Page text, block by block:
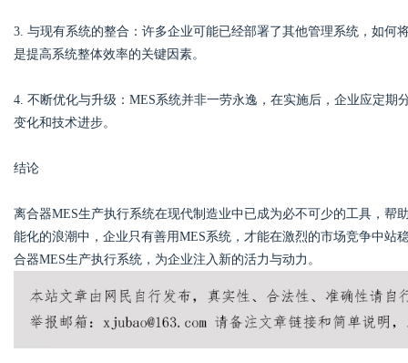
3. 与现有系统的整合：许多企业可能已经部署了其他管理系统，如何
是提高系统整体效率的关键因素。
4. 不断优化与升级：MES系统并非一劳永逸，在实施后，企业应定
变化和技术进步。
结论
离合器MES生产执行系统在现代制造业中已成为必不可少的工具，
能化的浪潮中，企业只有善用MES系统，才能在激烈的市场竞争中
合器MES生产执行系统，为企业注入新的活力与动力。